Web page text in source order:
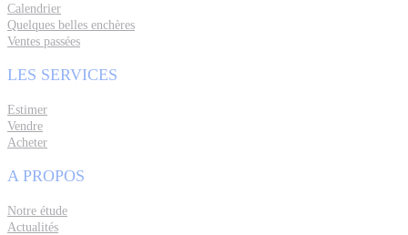
Calendrier
Quelques belles enchères
Ventes passées
LES SERVICES
Estimer
Vendre
Acheter
A PROPOS
Notre étude
Actualités